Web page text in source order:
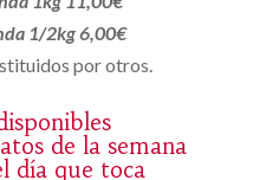
1/2kg 6,00€
por otros.
de la semana
día que toca